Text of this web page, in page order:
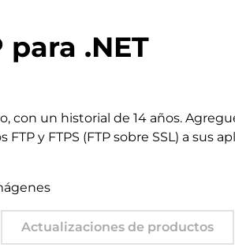
para .NET
con un historial de 14 años.
y FTPS (FTP sobre SSL) a sus
Actualizaciones de productos